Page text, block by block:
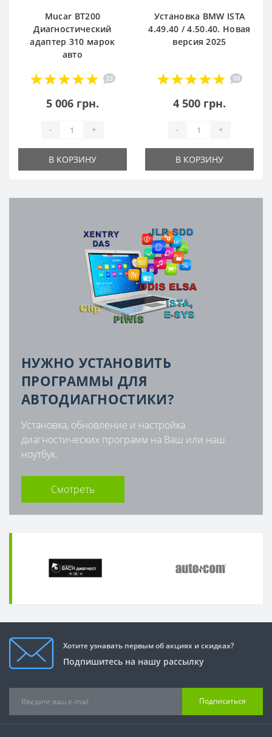
Mucar BT200
Диагностический
адаптер 310 марок
авто
23
5 006 грн.
- +
В КОРЗИНУ
Установка BMW ISTA
4.49.40 / 4.50.40. Новая
версия 2025
10
4 500 грн.
- +
В КОРЗИНУ
НУЖНО УСТАНОВИТЬ
ПРОГРАММЫ ДЛЯ
АВТОДИАГНОСТИКИ?
Установка, обновление и настройка
диагностических программ на Ваш или наш
ноутбук.
Смотреть
Хотите узнавать первым об акциях и скидках?
Подпишитесь на нашу рассылку
Подписаться